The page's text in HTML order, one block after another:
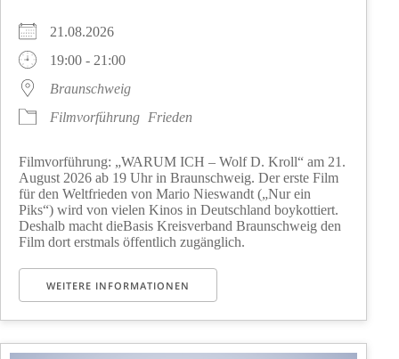
21.08.2026
19:00 - 21:00
Braunschweig
Filmvorführung Frieden
Filmvorführung: „WARUM ICH – Wolf D. Kroll“ am 21.
August 2026 ab 19 Uhr in Braunschweig. Der erste Film
für den Weltfrieden von Mario Nieswandt („Nur ein
Piks“) wird von vielen Kinos in Deutschland boykottiert.
Deshalb macht dieBasis Kreisverband Braunschweig den
Film dort erstmals öffentlich zugänglich.
WEITERE INFORMATIONEN